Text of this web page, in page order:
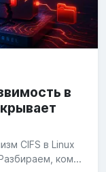
в
CIFS в Linux
ком...